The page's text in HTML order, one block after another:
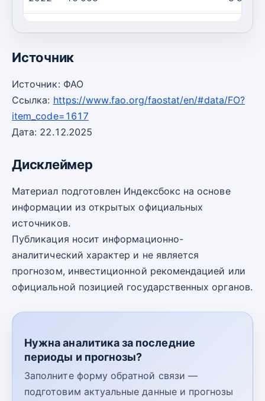
4 847
Источник
Источник: ФАО
Ссылка: https://www.fao.org/faostat/en/#data/FO?
item_code=1617
Дата: 22.12.2025
Дисклеймер
Материал подготовлен Индексбокс на основе
информации из открытых официальных
источников.
Публикация носит информационно-
аналитический характер и не является
прогнозом, инвестиционной рекомендацией или
официальной позицией государственных органов.
Нужна аналитика за последние
периоды и прогнозы?
Заполните форму обратной связи —
подготовим актуальные данные и прогнозы